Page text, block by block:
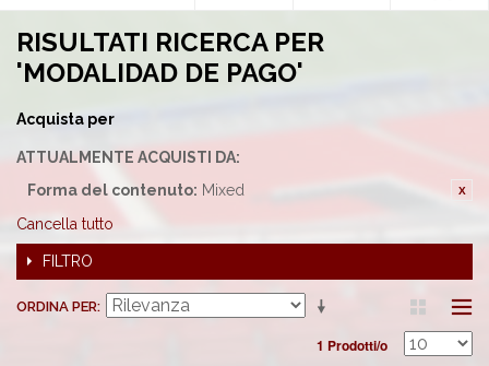
RISULTATI RICERCA PER
'MODALIDAD DE PAGO'
Acquista per
ATTUALMENTE ACQUISTI DA:
Forma del contenuto: Mixed
Cancella tutto
FILTRO
ORDINA PER
1 Prodotti/o